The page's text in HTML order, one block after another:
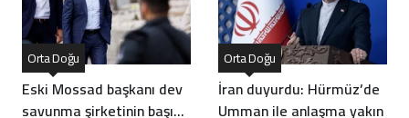
Eski Mossad başkanı dev
savunma şirketinin başına
Orta Doğu
İran duyurdu: Hürmüz’de
Umman ile anlaşma yakın
Orta Doğu